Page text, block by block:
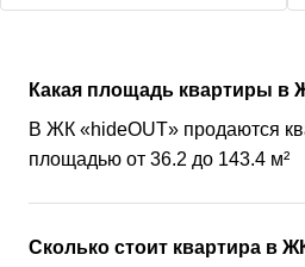
Какая площадь квартиры в
В ЖК «hideOUT» продаются
площадью от 36.2 до 143.4 м²
Сколько стоит квартира в